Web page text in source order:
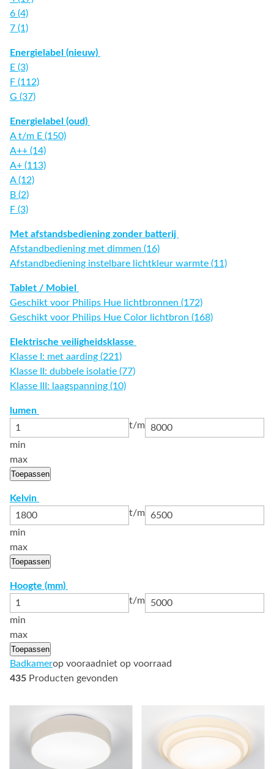
6 (4)
7 (1)
Energielabel (nieuw)
E (3)
F (112)
G (37)
Energielabel (oud)
A t/m E (150)
A++ (14)
A+ (113)
A (12)
B (2)
F (3)
Met afstandsbediening zonder batterij
Afstandbediening met dimmen (16)
Afstandbediening instelbare lichtkleur warmte (11)
Tablet / Mobiel
Geschikt voor Philips Hue lichtbronnen (172)
Geschikt voor Philips Hue Color lichtbron (168)
Elektrische veiligheidsklasse
Klasse I: met aarding (221)
Klasse II: dubbele isolatie (77)
Klasse III: laagspanning (10)
lumen
t/m
min
max
Toepassen
Kelvin
t/m
min
max
Toepassen
Hoogte (mm)
t/m
min
max
Toepassen
Badkamerop vooraadniet op voorraad
435 Producten gevonden
Bekijk